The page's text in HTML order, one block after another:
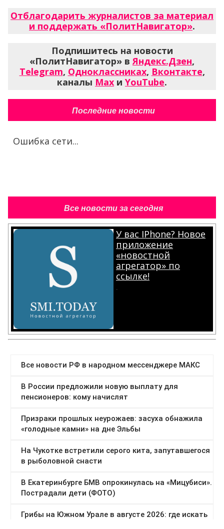
Отблагодарить журналистов за материал
и поддержать «ПолитНавигатор».
Подпишитесь на новости
«ПолитНавигатор» в Яндекс.Дзен,
Telegram, Одноклассниках, Вконтакте,
каналы Max и YouTube.
Последние новости
Ошибка сети...
Все новости за сегодня
У вас IPhone? Новое
приложение
«новостной
агрегатор» по
ссылке!
.